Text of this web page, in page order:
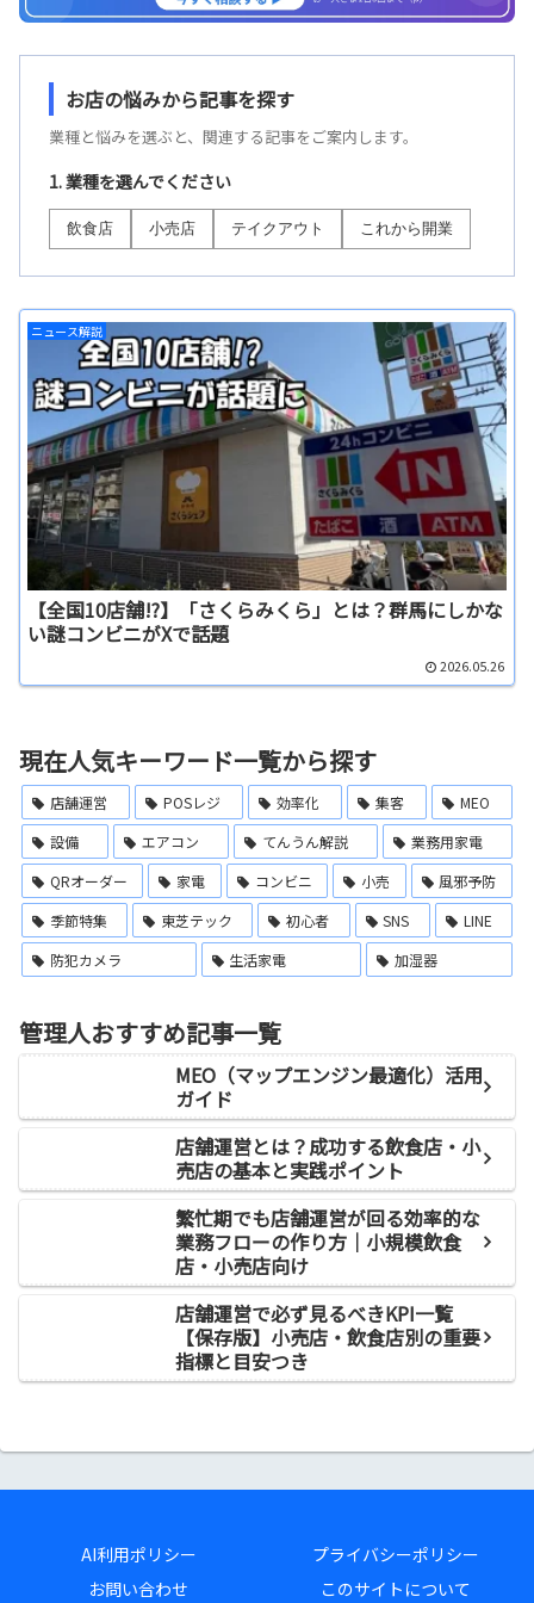
お店の悩みから記事を探す
業種と悩みを選ぶと、関連する記事をご案内します。
1. 業種を選んでください
飲食店 小売店 テイクアウト これから開業
ニュース解説
【全国10店舗!?】「さくらみくら」とは？群馬にしかな
い謎コンビニがXで話題
2026.05.26
現在人気キーワード一覧から探す
店舗運営 POSレジ 効率化 集客
MEO
設備
エアコン てんうん解説
業務用家電
QRオーダー
家電 コンビニ 小売
風邪予防
季節特集
東芝テック 初心者 SNS
LINE
防犯カメラ
生活家電 加湿器
管理人おすすめ記事一覧
MEO（マップエンジン最適化）活用
ガイド
店舗運営とは？成功する飲食店・小
売店の基本と実践ポイント
繁忙期でも店舗運営が回る効率的な
業務フローの作り方｜小規模飲食
店・小売店向け
店舗運営で必ず見るべきKPI一覧
【保存版】小売店・飲食店別の重要
指標と目安つき
AI利用ポリシー
プライバシーポリシー
お問い合わせ
このサイトについて